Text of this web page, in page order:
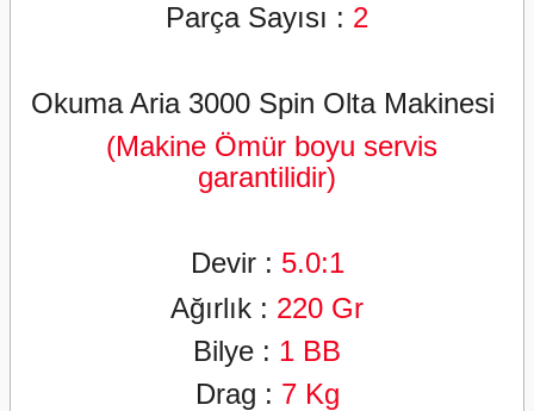
Parça Sayısı : 2
Okuma Aria 3000 Spin Olta Makinesi
(Makine Ömür boyu servis
garantilidir)
Devir : 5.0:1
Ağırlık : 220 Gr
Bilye : 1 BB
Drag : 7Kg